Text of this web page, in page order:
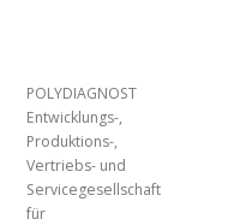
POLYDIAGNOST
Entwicklungs-,
Produktions-,
Vertriebs- und
Servicegesellschaft
für